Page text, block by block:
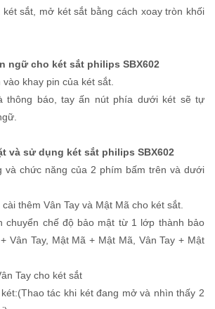
sắt, mở két sắt bằng cách xoay tròn khối
ngữ cho két sắt philips SBX602
khay pin của két sắt.
thông báo, tay ấn nút phía dưới két sẽ tự
và sử dụng két sắt philips SBX602
và chức năng của 2 phím bấm trên và dưới
thêm Vân Tay và Mật Mã cho két sắt.
chuyển chế độ bảo mật từ 1 lớp thành bảo
Vân Tay, Mật Mã + Mật Mã, Vân Tay + Mật
Tay cho két sắt
tác khi két đang mở và nhìn thấy 2